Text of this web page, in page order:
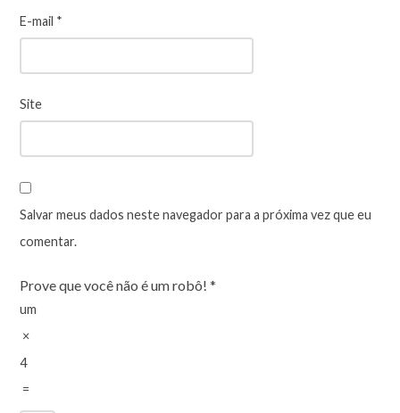
E-mail *
Site
Salvar meus dados neste navegador para a próxima vez que eu
comentar.
Prove que você não é um robô! *
um
×
4
=